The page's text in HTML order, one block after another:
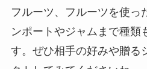
フルーツ、フルーツを使っ
ンポートやジャムまで種類
す。ぜひ相手の好みや贈る